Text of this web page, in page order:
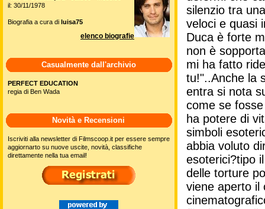
silenzio tra
veloci e quasi
Duca è forte
non è
mi ha fatto
tu!"..Anche la
entra si nota
come se
ha potere di
simboli
abbia voluto
esoterici?tipo
delle torture
viene aperto il
il: 30/11/1978
Biografia a cura di luisa75
elenco biografie
Casualmente dall'archivio
PERFECT EDUCATION
regia di Ben Wada
Novità e Recensioni
Iscriviti alla newsletter di Filmscoop.it per essere sempre
aggiornarto su nuove uscite, novità, classifiche
direttamente nella tua email!